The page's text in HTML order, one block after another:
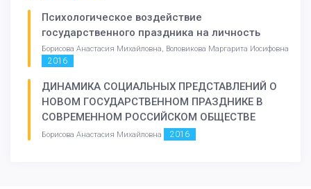
Психологическое воздействие
государственного праздника на личность
Борисова Анастасия Михайловна, Воловикова Маргарита Иосифовна
2016
ДИНАМИКА СОЦИАЛЬНЫХ ПРЕДСТАВЛЕНИЙ О
НОВОМ ГОСУДАРСТВЕННОМ ПРАЗДНИКЕ В
СОВРЕМЕННОМ РОССИЙСКОМ ОБЩЕСТВЕ
Борисова Анастасия Михайловна 2016